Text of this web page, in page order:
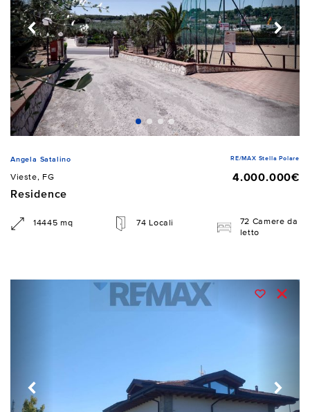
Angela Satalino RE/MAX Stella Polare
Vieste, FG
4.000.000€
Residence
14445 mq 74 Locali
72 Camere da
letto